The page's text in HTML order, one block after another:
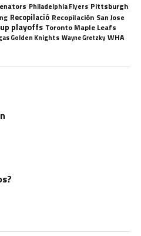
Philadelphia Flyers Pittsburgh
Recopilació Recopilación San Jose
playoffs Toronto Maple Leafs
Golden Knights Wayne Gretzky WHA